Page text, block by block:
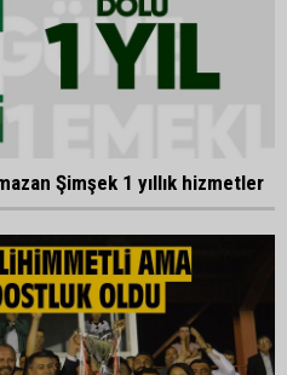
Şimşek 1 yıllık hizmetler